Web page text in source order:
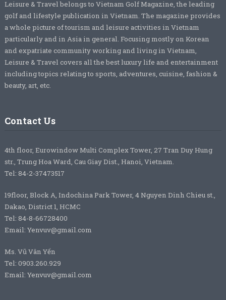
Leisure & Travel belongs to Vietnam Golf Magazine, the leading
golf and lifestyle publication in Vietnam. The magazine provides
a whole picture of tourism and leisure activities in Vietnam
particularly and in Asia in general. Focusing mostly on Korean
and expatriate community working and living in Vietnam,
Leisure & Travel covers all the best luxury life and entertainment
including topics relating to sports, adventures, cuisine, fashion &
beauty, art, etc.
Contact Us
4th floor, Eurowindow Multi Complex Tower, 27 Tran Duy Hung
str., Trung Hoa Ward, Cau Giay Dist., Hanoi, Vietnam.
Tel: 84-2-37473517
19floor, Block A, Indochina Park Tower, 4 Nguyen Dinh Chieu st.,
Dakao, District 1, HCMC
Tel: 84-8-66728400
Email: Yenvuv@gmail.com
Ms. Vũ Vân Yến
Tel: 0903.260.929
Email: Yenvuv@gmail.com